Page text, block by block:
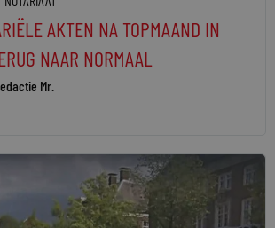
AKTEN NA TOPMAAND IN
NAAR NORMAAL
Mr.